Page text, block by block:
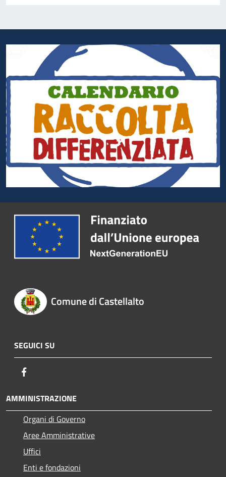
Comune di Castellalto
SEGUICI SU
AMMINISTRAZIONE
Organi di Governo
Aree Amministrative
Uffici
Enti e fondazioni